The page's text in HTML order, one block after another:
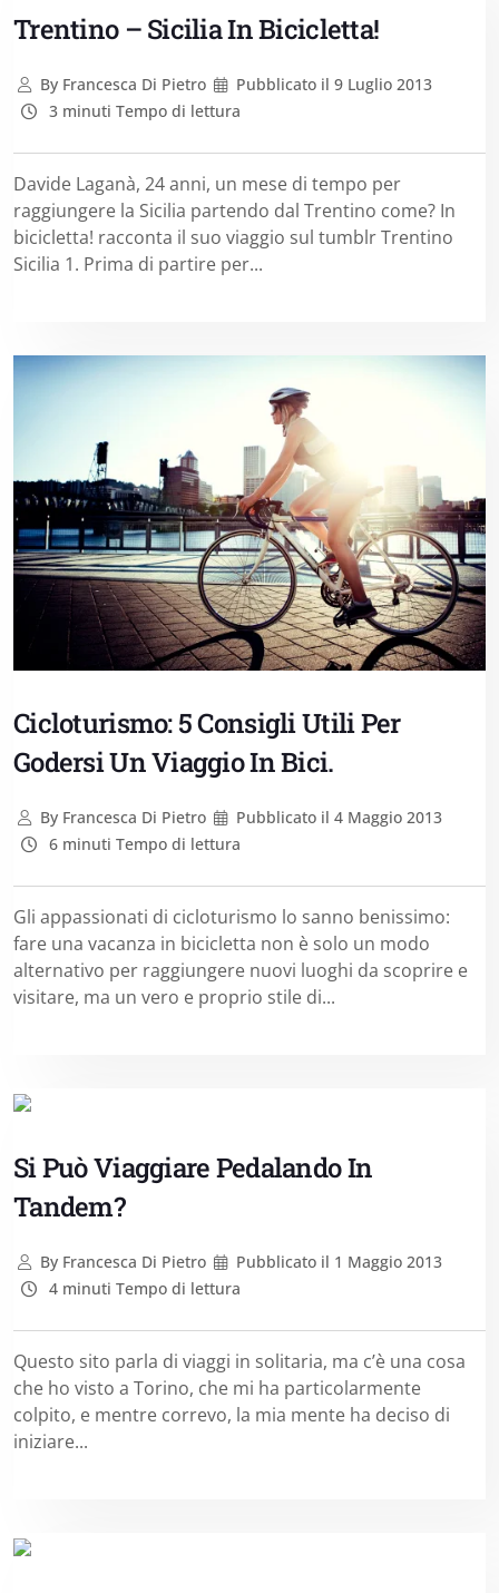
Trentino – Sicilia In Bicicletta!
ByFrancesca Di Pietro Pubblicato il 9 Luglio 2013
3 minuti Tempo di lettura
Davide Laganà, 24 anni, un mese di tempo per
raggiungere la Sicilia partendo dal Trentino come? In
bicicletta! racconta il suo viaggio sul tumblr Trentino
Sicilia 1. Prima di partire per...
Cicloturismo: 5 Consigli Utili Per
Godersi Un Viaggio In Bici.
ByFrancesca Di Pietro Pubblicato il 4 Maggio 2013
6 minuti Tempo di lettura
Gli appassionati di cicloturismo lo sanno benissimo:
fare una vacanza in bicicletta non è solo un modo
alternativo per raggiungere nuovi luoghi da scoprire e
visitare, ma un vero e proprio stile di...
Si Può Viaggiare Pedalando In
Tandem?
ByFrancesca Di Pietro Pubblicato il 1 Maggio 2013
4 minuti Tempo di lettura
Questo sito parla di viaggi in solitaria, ma c’è una cosa
che ho visto a Torino, che mi ha particolarmente
colpito, e mentre correvo, la mia mente ha deciso di
iniziare...